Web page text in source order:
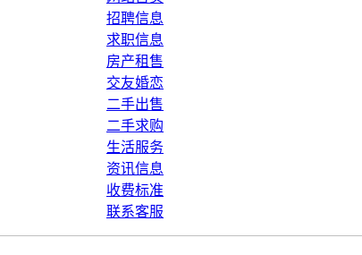
招聘信息
求职信息
房产租售
交友婚恋
二手出售
二手求购
生活服务
资讯信息
收费标准
联系客服